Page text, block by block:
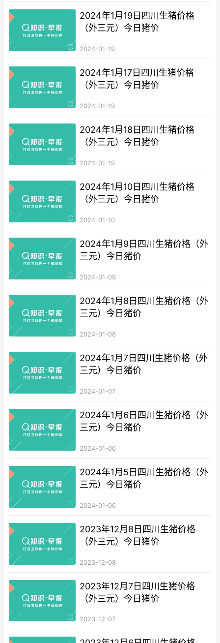
2024年1月19日四川生猪价格
（外三元）今日猪价
2024-01-19
2024年1月17日四川生猪价格
（外三元）今日猪价
2024-01-19
2024年1月18日四川生猪价格
（外三元）今日猪价
2024-01-19
2024年1月10日四川生猪价格
（外三元）今日猪价
2024-01-10
2024年1月9日四川生猪价格（外
三元）今日猪价
2024-01-09
2024年1月8日四川生猪价格（外
三元）今日猪价
2024-01-08
2024年1月7日四川生猪价格（外
三元）今日猪价
2024-01-07
2024年1月6日四川生猪价格（外
三元）今日猪价
2024-01-06
2024年1月5日四川生猪价格（外
三元）今日猪价
2024-01-06
2023年12月8日四川生猪价格
（外三元）今日猪价
2023-12-08
2023年12月7日四川生猪价格
（外三元）今日猪价
2023-12-07